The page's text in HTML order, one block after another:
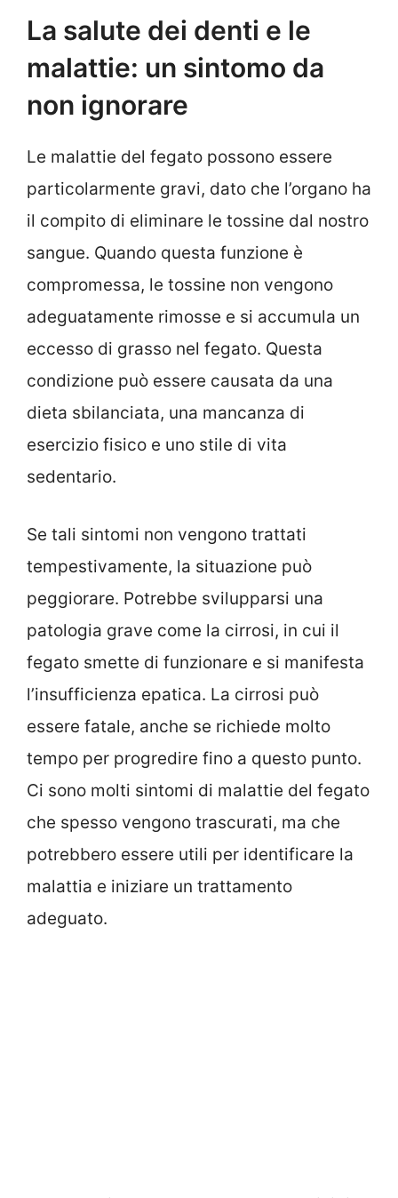
La salute dei denti e le
malattie: un sintomo da
non ignorare
Le malattie del fegato possono essere
particolarmente gravi, dato che l’organo ha
il compito di eliminare le tossine dal nostro
sangue. Quando questa funzione è
compromessa, le tossine non vengono
adeguatamente rimosse e si accumula un
eccesso di grasso nel fegato. Questa
condizione può essere causata da una
dieta sbilanciata, una mancanza di
esercizio fisico e uno stile di vita
sedentario.
Se tali sintomi non vengono trattati
tempestivamente, la situazione può
peggiorare. Potrebbe svilupparsi una
patologia grave come la cirrosi, in cui il
fegato smette di funzionare e si manifesta
l’insufficienza epatica. La cirrosi può
essere fatale, anche se richiede molto
tempo per progredire fino a questo punto.
Ci sono molti sintomi di malattie del fegato
che spesso vengono trascurati, ma che
potrebbero essere utili per identificare la
malattia e iniziare un trattamento
adeguato.